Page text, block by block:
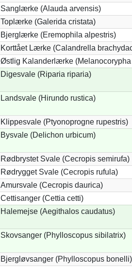
Sanglærke (Alauda arvensis)
Toplærke (Galerida cristata)
Bjerglærke (Eremophila alpestris)
Korttået Lærke (Calandrella
Østlig Kalanderlærke (Melanocorypha
Digesvale (Riparia riparia)
Landsvale (Hirundo rustica)
Klippesvale (Ptyonoprogne rupestris)
Bysvale (Delichon urbicum)
Rødbrystet Svale (Cecropis semirufa)
Rødrygget Svale (Cecropis rufula)
Amursvale (Cecropis daurica)
Cettisanger (Cettia cetti)
Halemejse (Aegithalos caudatus)
Skovsanger (Phylloscopus sibilatrix)
Bjergløvsanger (Phylloscopus bonelli)